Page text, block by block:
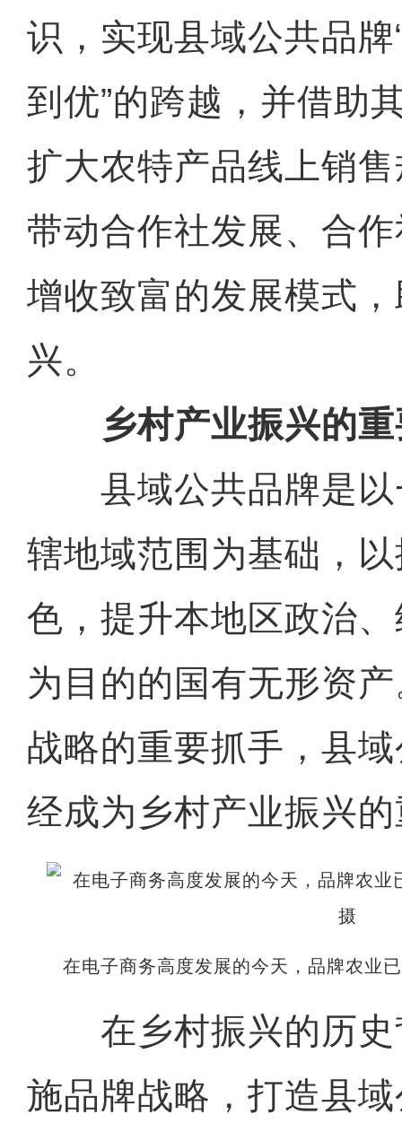
识，实现县域公共品
到优”的跨越，并借助
扩大农特产品线上销
带动合作社发展、合
增收致富的发展模式
兴。
乡村产业振兴的
县域公共品牌是以
辖地域范围为基础，
色，提升本地区政治
为目的的国有无形资
战略的重要抓手，县
经成为乡村产业振兴
在电子商务高度发展的今天，品牌农业
在乡村振兴的历史
施品牌战略，打造县